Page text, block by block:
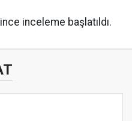
inceleme başlatıldı.